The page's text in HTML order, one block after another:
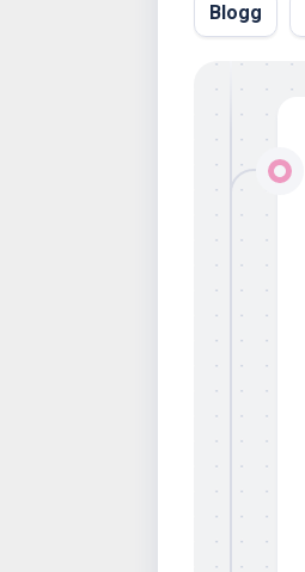
Blogg